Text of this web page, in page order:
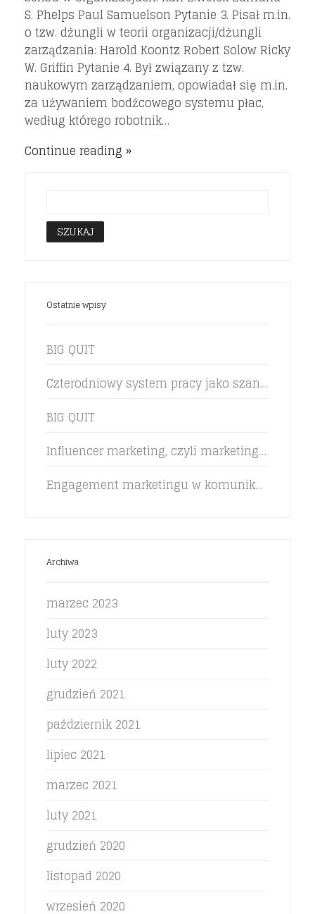
S. Phelps Paul Samuelson Pytanie 3. Pisał m.in.
o tzw. dżungli w teorii organizacji/dżungli
zarządzania: Harold Koontz Robert Solow Ricky
W. Griffin Pytanie 4. Był związany z tzw.
naukowym zarządzaniem, opowiadał się m.in.
za używaniem bodźcowego systemu płac,
według którego robotnik…
Continue reading
Ostatnie wpisy
BIG QUIT
Czterodniowy system pracy jako szansa na zwiększenie efektywności pracowników
BIG QUIT
Influencer marketing, czyli marketing rekomendacji w życiu marki
Engagement marketingu w komunikacji z klientem pokolenia Z
Archiwa
marzec 2023
luty 2023
luty 2022
grudzień 2021
październik 2021
lipiec 2021
marzec 2021
luty 2021
grudzień 2020
listopad 2020
wrzesień 2020